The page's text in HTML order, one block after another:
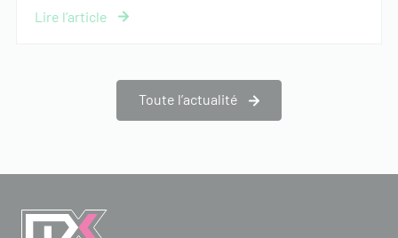
Toute l’actualité